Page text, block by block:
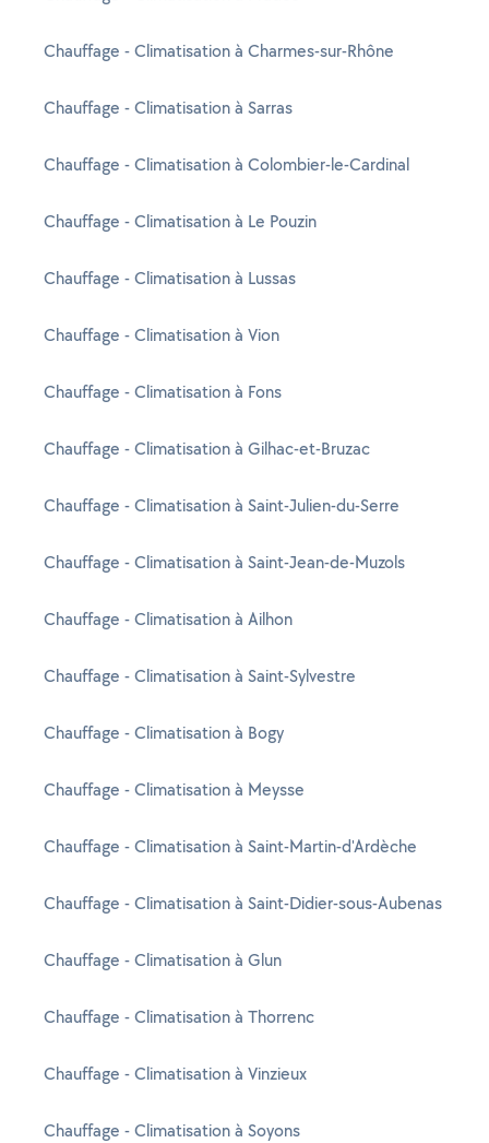
Chauffage - Climatisation à Charmes-sur-Rhône
Chauffage - Climatisation à Sarras
Chauffage - Climatisation à Colombier-le-Cardinal
Chauffage - Climatisation à Le Pouzin
Chauffage - Climatisation à Lussas
Chauffage - Climatisation à Vion
Chauffage - Climatisation à Fons
Chauffage - Climatisation à Gilhac-et-Bruzac
Chauffage - Climatisation à Saint-Julien-du-Serre
Chauffage - Climatisation à Saint-Jean-de-Muzols
Chauffage - Climatisation à Ailhon
Chauffage - Climatisation à Saint-Sylvestre
Chauffage - Climatisation à Bogy
Chauffage - Climatisation à Meysse
Chauffage - Climatisation à Saint-Martin-d'Ardèche
Chauffage - Climatisation à Saint-Didier-sous-Aubenas
Chauffage - Climatisation à Glun
Chauffage - Climatisation à Thorrenc
Chauffage - Climatisation à Vinzieux
Chauffage - Climatisation à Soyons